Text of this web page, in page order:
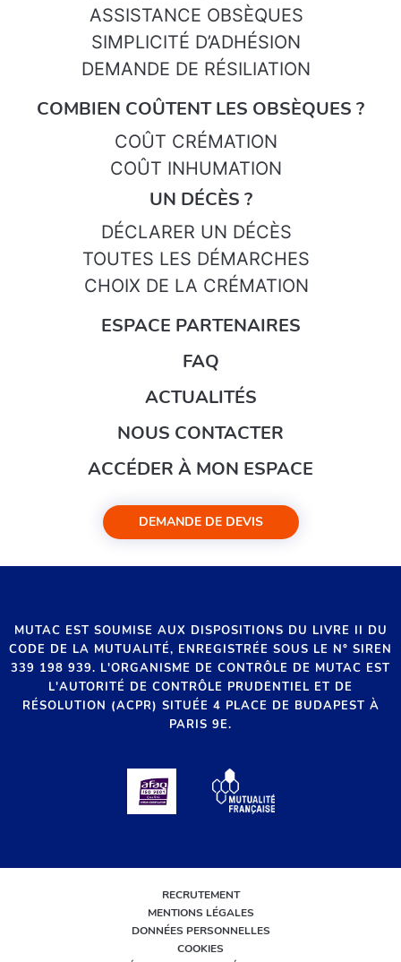
ASSISTANCE OBSÈQUES
SIMPLICITÉ D’ADHÉSION
DEMANDE DE RÉSILIATION
COMBIEN COÛTENT LES OBSÈQUES ?
COÛT CRÉMATION
COÛT INHUMATION
UN DÉCÈS ?
DÉCLARER UN DÉCÈS
TOUTES LES DÉMARCHES
CHOIX DE LA CRÉMATION
ESPACE PARTENAIRES
FAQ
ACTUALITÉS
NOUS CONTACTER
ACCÉDER À MON ESPACE
DEMANDE DE DEVIS
MUTAC EST SOUMISE AUX DISPOSITIONS DU LIVRE II DU
CODE DE LA MUTUALITÉ, ENREGISTRÉE SOUS LE N° SIREN
339 198 939. L'ORGANISME DE CONTRÔLE DE MUTAC EST
L'AUTORITÉ DE CONTRÔLE PRUDENTIEL ET DE
RÉSOLUTION (ACPR) SITUÉE 4 PLACE DE BUDAPEST À
PARIS 9E.
RECRUTEMENT
MENTIONS LÉGALES
DONNÉES PERSONNELLES
COOKIES